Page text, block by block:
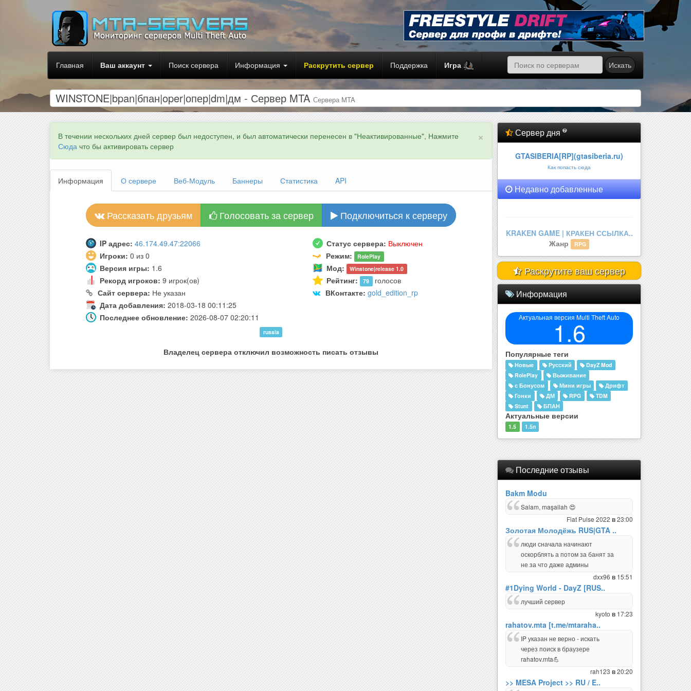
Главная Ваш аккаунт Поиск сервера Информация Раскрутить сервер Поддержка Игра Искать
WINSTONE|bpan|бпан|oper|опер|dm|дм - Сервер MTA Сервера MTA
×
В течении нескольких дней сервер был недоступен, и был автоматически перенесен в "Неактивированные", Нажмите
Сюда что бы активировать сервер
Информация О сервере Веб-Модуль Баннеры Статистика API
Рассказать друзьям Голосовать за сервер Подключиться к серверу
IP адрес: 46.174.49.47:22066 Статус сервера: Выключен
Игроки: 0 из 0 Режим: RolePlay
Версия игры: 1.6 Мод: Winstone|release 1.0
Рекорд игроков: 9 игрок(ов) Рейтинг: 79 голосов
Сайт сервера: Не указан ВКонтакте: gold_edition_rp
Дата добавления: 2018-03-18 00:11:25
Последнее обновление: 2026-08-07 02:20:11
russia
Владелец сервера отключил возможность писать отзывы
Сервер дня
GTASIBERIA[RP](gtasiberia.ru)
Как попасть сюда
Недавно добавленные
legenda mta.
Жанр
RolePlay
Раскрутите ваш сервер
Информация
Актуальная версия Multi Theft Auto
1.6
Популярные теги
Новые Русский
DayZ Mod
RolePlay
Выживание
с Бонусом
Мини игры
Дрифт
Гонки
ДМ RPG
TDM
Stunt
БПАН
Актуальные версии
1.5 1.5n
Последние отзывы
Bakm Modu
Salam, maşallah 😍
Fiat Pulse 2022 в23:00
Золотая Молодёжь RUS|GTA ..
люди сначала начинают
оскорблять а потом за банят за
не за что даже админы
dxx96 в 15:51
#1Dying World - DayZ [RUS..
лучший сервер
kyoto в 17:23
rahatov.mta [t.me/mtaraha..
IP указан не верно - искать
через поиск в браузере
rahatov.mta💪
rah123 в20:20
>> MESA Project >> RU / E..